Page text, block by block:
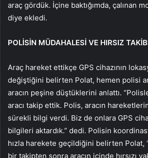
araç gördük. İçine baktığımda, çalınan
diye ekledi.
POLİSİN MÜDAHALESİ VE HIRSIZ
Araç hareket ettikçe GPS cihazının
değiştiğini belirten Polat, hemen polisi
aracın peşine düştüklerini anlattı.
aracı takip ettik. Polis, aracın
sürekli bilgi verdi. Biz de onlara GPS
bilgileri aktardık.” dedi. Polisin
hızla harekete geçildiğini belirten Polat,
bir takipten sonra aracın içinde hırsızı